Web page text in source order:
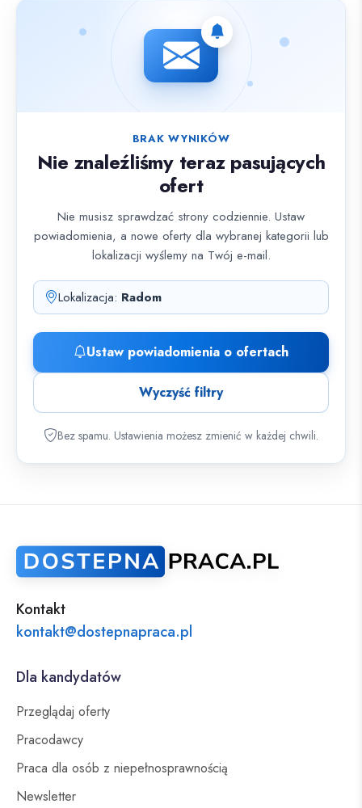
Nie znaleziono ofert spełniających wybrane kryteria.
BRAK WYNIKÓW
Nie znaleźliśmy teraz pasujących
ofert
Nie musisz sprawdzać strony codziennie. Ustaw
powiadomienia, a nowe oferty dla wybranej kategorii lub
lokalizacji wyślemy na Twój e-mail.
Lokalizacja: Radom
Ustaw powiadomienia o ofertach
Wyczyść filtry
Bez spamu. Ustawienia możesz zmienić w każdej chwili.
Kontakt
kontakt@dostepnapraca.pl
Dla kandydatów
Przeglądaj oferty
Pracodawcy
Praca dla osób z niepełnosprawnością
Newsletter